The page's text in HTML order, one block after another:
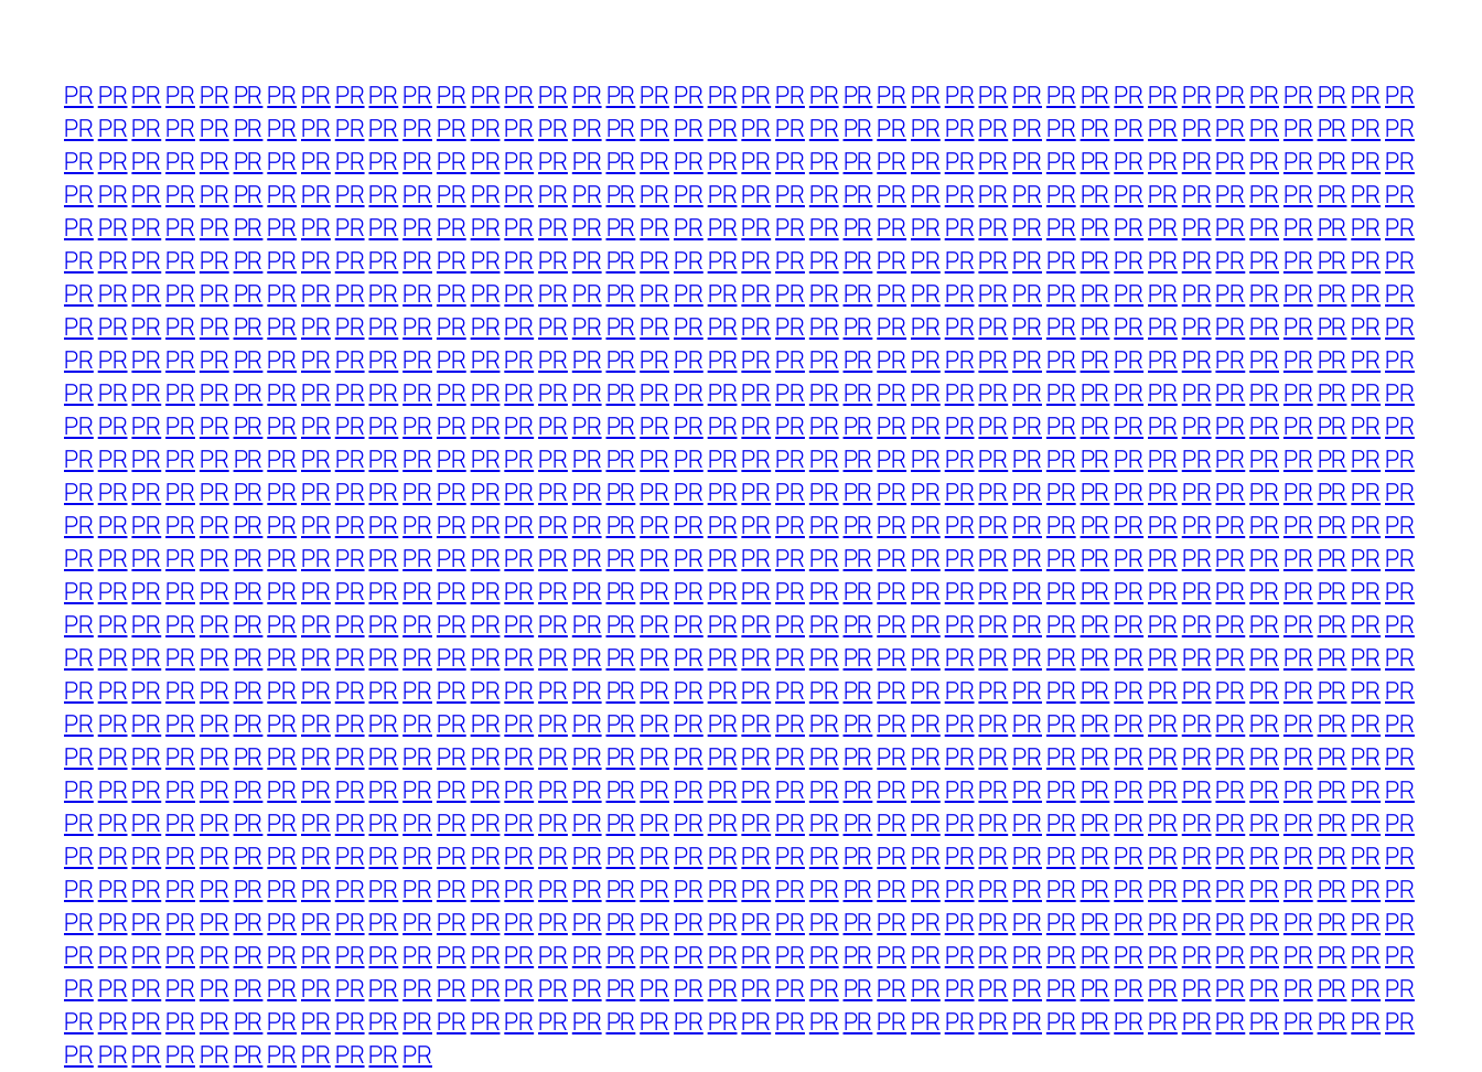
PR PRPR PR PR PR PR PR PRPR PR PR PRPR PR PR PR PR PR PRPR PR PR PR PR PR PRPR PR PR PR PR PR PRPR PR PR PR PR PR
PR PRPR PR PR PR PR PR PRPR PR PR PRPR PR PR PR PR PR PRPR PR PR PR PR PR PRPR PR PR PR PR PR PRPR PR PR PR PR PR
PR PRPR PR PR PR PR PR PRPR PR PR PRPR PR PR PR PR PR PRPR PR PR PR PR PR PRPR PR PR PR PR PR PRPR PR PR PR PR PR
PR PRPR PR PR PR PR PR PRPR PR PR PRPR PR PR PR PR PR PRPR PR PR PR PR PR PRPR PR PR PR PR PR PRPR PR PR PR PR PR
PR PRPR PR PR PR PR PR PRPR PR PR PRPR PR PR PR PR PR PRPR PR PR PR PR PR PRPR PR PR PR PR PR PRPR PR PR PR PR PR
PR PRPR PR PR PR PR PR PRPR PR PR PRPR PR PR PR PR PR PRPR PR PR PR PR PR PRPR PR PR PR PR PR PRPR PR PR PR PR PR
PR PRPR PR PR PR PR PR PRPR PR PR PRPR PR PR PR PR PR PRPR PR PR PR PR PR PRPR PR PR PR PR PR PRPR PR PR PR PR PR
PR PRPR PR PR PR PR PR PRPR PR PR PRPR PR PR PR PR PR PRPR PR PR PR PR PR PRPR PR PR PR PR PR PRPR PR PR PR PR PR
PR PRPR PR PR PR PR PR PRPR PR PR PRPR PR PR PR PR PR PRPR PR PR PR PR PR PRPR PR PR PR PR PR PRPR PR PR PR PR PR
PR PRPR PR PR PR PR PR PRPR PR PR PRPR PR PR PR PR PR PRPR PR PR PR PR PR PRPR PR PR PR PR PR PRPR PR PR PR PR PR
PR PRPR PR PR PR PR PR PRPR PR PR PRPR PR PR PR PR PR PRPR PR PR PR PR PR PRPR PR PR PR PR PR PRPR PR PR PR PR PR
PR PRPR PR PR PR PR PR PRPR PR PR PRPR PR PR PR PR PR PRPR PR PR PR PR PR PRPR PR PR PR PR PR PRPR PR PR PR PR PR
PR PRPR PR PR PR PR PR PRPR PR PR PRPR PR PR PR PR PR PRPR PR PR PR PR PR PRPR PR PR PR PR PR PRPR PR PR PR PR PR
PR PRPR PR PR PR PR PR PRPR PR PR PRPR PR PR PR PR PR PRPR PR PR PR PR PR PRPR PR PR PR PR PR PRPR PR PR PR PR PR
PR PRPR PR PR PR PR PR PRPR PR PR PRPR PR PR PR PR PR PRPR PR PR PR PR PR PRPR PR PR PR PR PR PRPR PR PR PR PR PR
PR PRPR PR PR PR PR PR PRPR PR PR PRPR PR PR PR PR PR PRPR PR PR PR PR PR PRPR PR PR PR PR PR PRPR PR PR PR PR PR
PR PRPR PR PR PR PR PR PRPR PR PR PRPR PR PR PR PR PR PRPR PR PR PR PR PR PRPR PR PR PR PR PR PRPR PR PR PR PR PR
PR PRPR PR PR PR PR PR PRPR PR PR PRPR PR PR PR PR PR PRPR PR PR PR PR PR PRPR PR PR PR PR PR PRPR PR PR PR PR PR
PR PRPR PR PR PR PR PR PRPR PR PR PRPR PR PR PR PR PR PRPR PR PR PR PR PR PRPR PR PR PR PR PR PRPR PR PR PR PR PR
PR PRPR PR PR PR PR PR PRPR PR PR PRPR PR PR PR PR PR PRPR PR PR PR PR PR PRPR PR PR PR PR PR PRPR PR PR PR PR PR
PR PRPR PR PR PR PR PR PRPR PR PR PRPR PR PR PR PR PR PRPR PR PR PR PR PR PRPR PR PR PR PR PR PRPR PR PR PR PR PR
PR PRPR PR PR PR PR PR PRPR PR PR PRPR PR PR PR PR PR PRPR PR PR PR PR PR PRPR PR PR PR PR PR PRPR PR PR PR PR PR
PR PRPR PR PR PR PR PR PRPR PR PR PRPR PR PR PR PR PR PRPR PR PR PR PR PR PRPR PR PR PR PR PR PRPR PR PR PR PR PR
PR PRPR PR PR PR PR PR PRPR PR PR PRPR PR PR PR PR PR PRPR PR PR PR PR PR PRPR PR PR PR PR PR PRPR PR PR PR PR PR
PR PRPR PR PR PR PR PR PRPR PR PR PRPR PR PR PR PR PR PRPR PR PR PR PR PR PRPR PR PR PR PR PR PRPR PR PR PR PR PR
PR PRPR PR PR PR PR PR PRPR PR PR PRPR PR PR PR PR PR PRPR PR PR PR PR PR PRPR PR PR PR PR PR PRPR PR PR PR PR PR
PR PRPR PR PR PR PR PR PRPR PR PR PRPR PR PR PR PR PR PRPR PR PR PR PR PR PRPR PR PR PR PR PR PRPR PR PR PR PR PR
PR PRPR PR PR PR PR PR PRPR PR PR PRPR PR PR PR PR PR PRPR PR PR PR PR PR PRPR PR PR PR PR PR PRPR PR PR PR PR PR
PR PRPR PR PR PR PR PR PRPR PR PR PRPR PR PR PR PR PR PRPR PR PR PR PR PR PRPR PR PR PR PR PR PRPR PR PR PR PR PR
PR PRPR PR PR PR PR PR PRPR PR